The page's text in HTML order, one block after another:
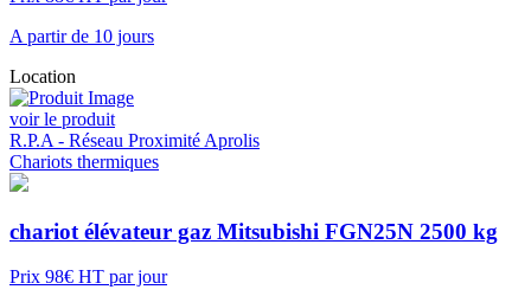
CATHERINE LES ARRAS, et laissez-nous vous aider à optimiser
l'efficacité de vos équipes.
A partir de 10 jours
Location
voir le produit
R.P.A - Réseau Proximité Aprolis
Chariots thermiques
chariot élévateur gaz Mitsubishi FGN25N 2500 kg
Prix 98€ HT par jour